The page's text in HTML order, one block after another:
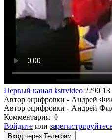
Первый канал kstrvideo 2290
Автор оцифровки - Андрей
Автор оцифровки - Андрей
Комментарии 0
Войдите или зарегистрируйтесь
Вход через Телеграм